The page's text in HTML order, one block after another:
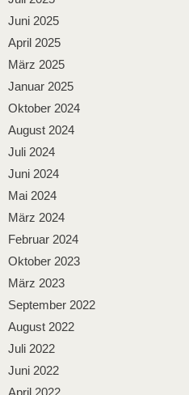
Juni 2025
April 2025
März 2025
Januar 2025
Oktober 2024
August 2024
Juli 2024
Juni 2024
Mai 2024
März 2024
Februar 2024
Oktober 2023
März 2023
September 2022
August 2022
Juli 2022
Juni 2022
April 2022